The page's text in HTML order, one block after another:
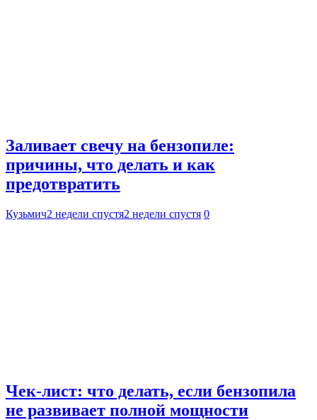
Заливает свечу на бензопиле:
причины, что делать и как
предотвратить
Кузьмич2 недели спустя2 недели спустя 0
Чек-лист: что делать, если бензопила
не развивает полной мощности